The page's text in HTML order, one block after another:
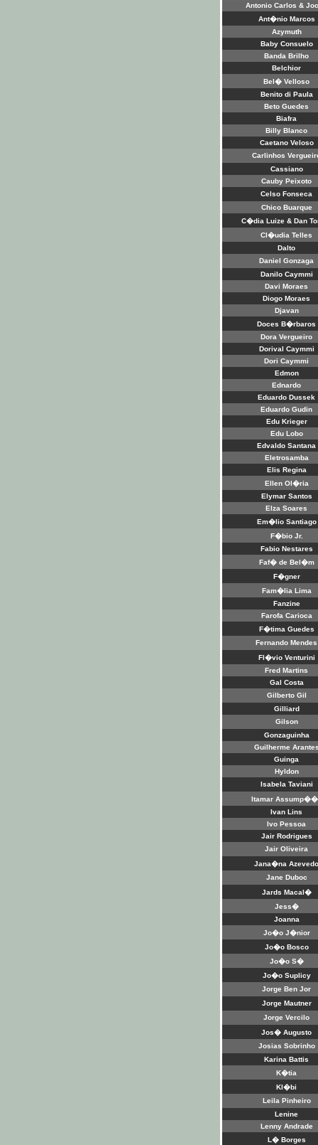
Antonio Carlos &
Ant�nio Marcos
Azymuth
Baby Consuelo
Banda Brilho
Belchior
Bel� Velloso
Benito di Paula
Beto Guedes
Biafra
Billy Blanco
Caetano Veloso
Carlinhos
Cassiano
Cauby Peixoto
Celso Fonseca
Chico Buarque
C�dia Luize & Dan
Cl�udia Telles
Dalto
Daniel Gonzaga
Danilo Caymmi
Davi Moraes
Diogo Moraes
Djavan
Doces B�rbaros
Dora Vergueiro
Dorival Caymmi
Dori Caymmi
Edmon
Ednardo
Eduardo Dussek
Eduardo Gudin
Edu Krieger
Edu Lobo
Edvaldo Santana
Eletrosamba
Elis Regina
Ellen Ol�ria
Elymar Santos
Elza Soares
Em�lio Santiago
F�bio Jr.
Fabio Nestares
Faf� de Bel�m
F�gner
Fam�lia Lima
Fanzine
Farofa Carioca
F�tima Guedes
Fernando Mendes
Fl�vio Venturini
Fred Martins
Gal Costa
Gilberto Gil
Gilliard
Gilson
Gonzaguinha
Guilherme
Guinga
Hyldon
Isabela Taviani
Itamar
Ivan Lins
Ivo Pessoa
Jair Rodrigues
Jair Oliveira
Jana�na Azevedo
Jane Duboc
Jards Macal�
Jess�
Joanna
Jo�o J�nior
Jo�o Bosco
Jo�o S�
Jo�o Suplicy
Jorge Ben Jor
Jorge Mautner
Jorge Vercilo
Jos� Augusto
Josias Sobrinho
Karina Battis
K�tia
Kl�bi
Leila Pinheiro
Lenine
Lenny Andrade
L� Borges